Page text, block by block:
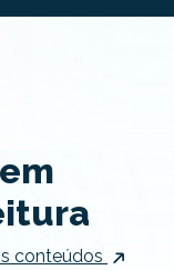
conteúdos